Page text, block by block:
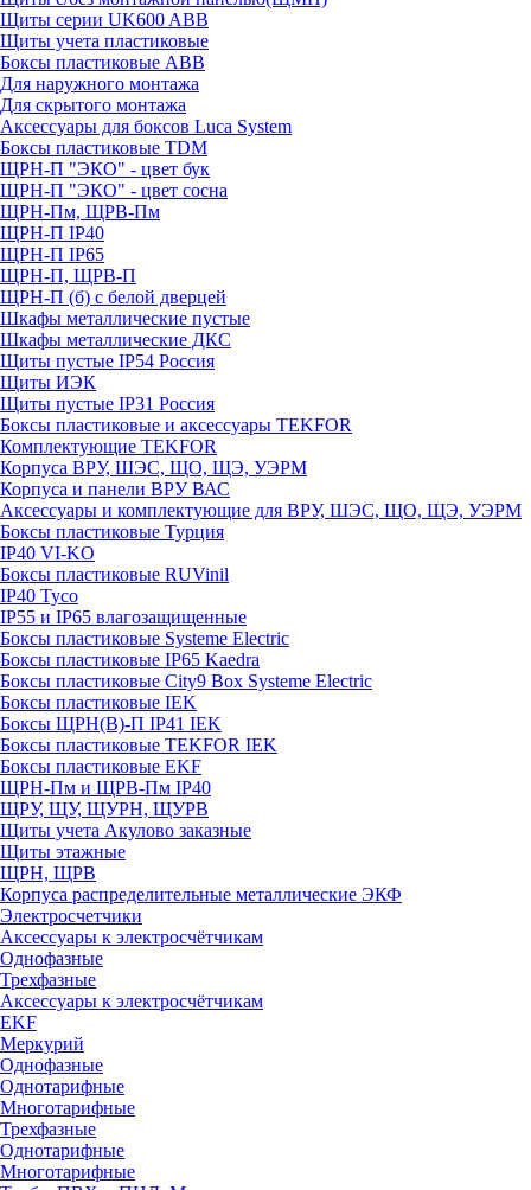
Щиты серии UK600 ABB
Щиты учета пластиковые
Боксы пластиковые ABB
Для наружного монтажа
Для скрытого монтажа
Аксессуары для боксов Luca System
Боксы пластиковые TDM
ЩРН-П "ЭКО" - цвет бук
ЩРН-П "ЭКО" - цвет сосна
ЩРН-Пм, ЩРВ-Пм
ЩРН-П IP40
ЩРН-П IP65
ЩРН-П, ЩРВ-П
ЩРН-П (б) с белой дверцей
Шкафы металлические пустые
Шкафы металлические ДКС
Щиты пустые IP54 Россия
Щиты ИЭК
Щиты пустые IP31 Россия
Боксы пластиковые и аксессуары TEKFOR
Комплектующие TEKFOR
Корпуса ВРУ, ШЭС, ЩО, ЩЭ, УЭРМ
Корпуса и панели ВРУ ВАС
Аксессуары и комплектующие для ВРУ, ШЭС, ЩО, ЩЭ, УЭРМ
Боксы пластиковые Турция
IP40 VI-KO
Боксы пластиковые RUVinil
IP40 Тусо
IP55 и IP65 влагозащищенные
Боксы пластиковые Systeme Electric
Боксы пластиковые IP65 Kaedra
Боксы пластиковые City9 Box Systeme Electric
Боксы пластиковые IEK
Боксы ЩРН(В)-П IP41 IEK
Боксы пластиковые TEKFOR IEK
Боксы пластиковые EKF
ЩРН-Пм и ЩРВ-Пм IP40
ЩРУ, ЩУ, ЩУРН, ЩУРВ
Щиты учета Акулово заказные
Щиты этажные
ЩРН, ЩРВ
Корпуса распределительные металлические ЭКФ
Электросчетчики
Аксессуары к электросчётчикам
Однофазные
Трехфазные
Аксессуары к электросчётчикам
EKF
Меркурий
Однофазные
Однотарифные
Многотарифные
Трехфазные
Однотарифные
Многотарифные